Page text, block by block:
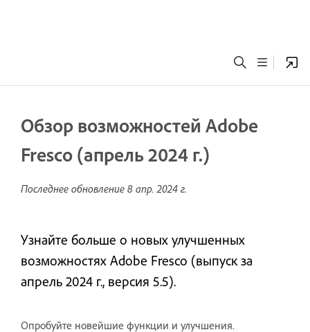
Обзор возможностей Adobe
Fresco (апрель 2024 г.)
Последнее обновление 8 апр. 2024 г.
Узнайте больше о новых улучшенных
возможностях Adobe Fresco (выпуск за
апрель 2024 г., версия 5.5).
Опробуйте новейшие функции и улучшения.